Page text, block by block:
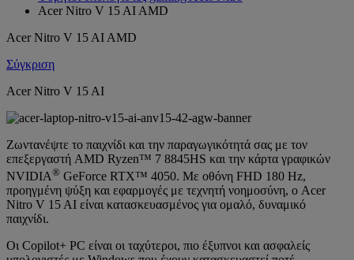
Acer Nitro V 15 AI AMD
Acer Nitro V 15 AI AMD
Σύγκριση
Acer Nitro V 15 AI
Ζωντανέψτε το παιχνίδι και την παραγωγικότητά σας με τον
επεξεργαστή AMD Ryzen™ 7 8845HS και την κάρτα γραφικών
NVIDIA® GeForce RTX™ 4050. Με οθόνη FHD 180 Hz,
προηγμένη ψύξη και εφαρμογές με τεχνητή νοημοσύνη, ο Acer
Nitro V 15 AI είναι κατασκευασμένος για ομαλό, δυναμικό
παιχνίδι.
Οι Copilot+ PC είναι οι ταχύτεροι, πιο έξυπνοι και ασφαλείς